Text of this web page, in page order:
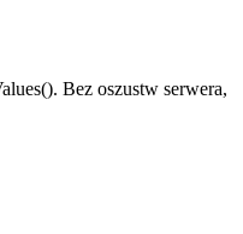
Bez oszustw serwera,